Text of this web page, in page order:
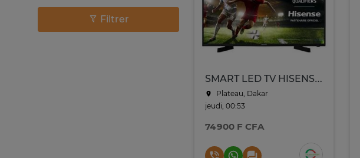
SMART LED TV HISENSE 32POUCES A4 32A4GS/32A4K
Plateau, Dakar
jeudi, 00:53
74 900 F CFA
Filtrer